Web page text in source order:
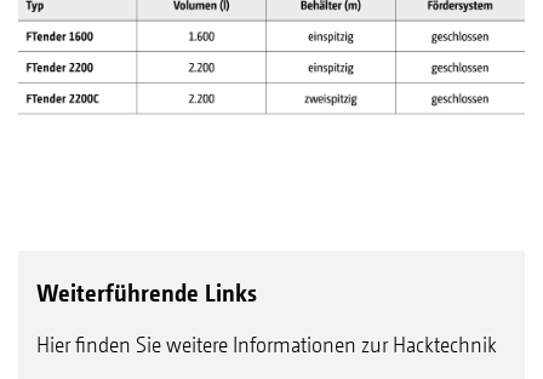
Weiterführende Links
Hier finden Sie weitere Informationen zur Hacktechnik